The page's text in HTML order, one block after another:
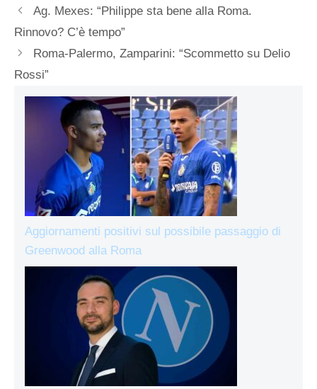
Ag. Mexes: “Philippe sta bene alla Roma.
Rinnovo? C’è tempo”
Roma-Palermo, Zamparini: “Scommetto su Delio
Rossi”
Aggiornamenti positivi sul possibile passaggio di
Greenwood alla Roma